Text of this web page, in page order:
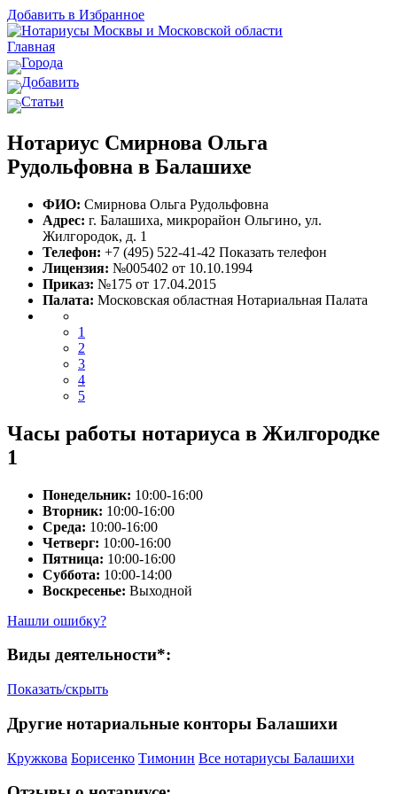
Добавить в Избранное
Главная
Города
Добавить
Статьи
Нотариус Смирнова Ольга
Рудольфовна в Балашихе
ФИО: Смирнова Ольга Рудольфовна
Адрес: г. Балашиха, микрорайон Ольгино, ул.
Жилгородок, д. 1
Телефон: +7 (495) 522-41-42 Показать телефон
Лицензия: №005402 от 10.10.1994
Приказ: №175 от 17.04.2015
Палата: Московская областная Нотариальная Палата
1
2
3
4
5
Часы работы нотариуса в Жилгородке
1
Понедельник: 10:00-16:00
Вторник: 10:00-16:00
Среда: 10:00-16:00
Четверг: 10:00-16:00
Пятница: 10:00-16:00
Суббота: 10:00-14:00
Воскресенье: Выходной
Нашли ошибку?
Виды деятельности*:
Показать/скрыть
Другие нотариальные конторы Балашихи
Кружкова Борисенко Тимонин Все нотариусы Балашихи